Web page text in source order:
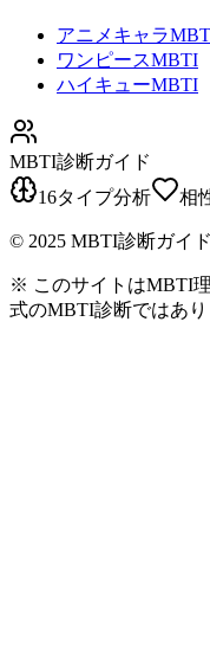
アニメキャラ
ワンピースMBTI
ハイキューMBTI
MBTI診断ガイド
16タイプ分析
相
© 2025 MBTI診断ガイド
※ このサイトはMBTI
式のMBTI診断ではあり